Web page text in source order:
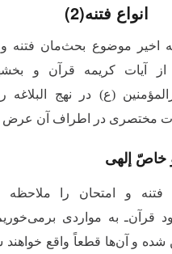
انواع فتنه(2)
اخیر موضوع بحث‌مان فتنه و
از آیات کریمه قرآن و
(ع) در نهج البلاغه
مختصری در اطراف آن عرض
خاصّ إلهی
فتنه و امتحان را ملاحظه
قرآن‌ـ به مواردی
و آن‌ها قطعاً واقع خواهند